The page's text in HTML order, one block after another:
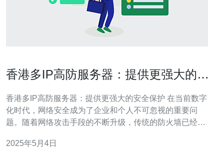
香港多IP高防服务器：提供更强大的安
香港多IP高防服务器：提供更强大的安全保护 在当前数字
化时代，网络安全成为了企业和个人不可忽视的重要问
题。随着网络攻击手段的不断升级，传统的防火墙已经无
护，香港多IP高防服务器应运而生。 香港多IP高防服务器
2025年5月4日